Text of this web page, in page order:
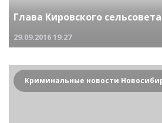
Глава Кировского
29.09.201619:27